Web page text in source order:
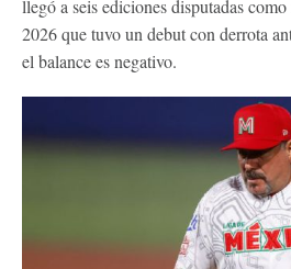
llegó a seis ediciones disputadas
2026 que tuvo un debut con derrota
el balance es negativo.